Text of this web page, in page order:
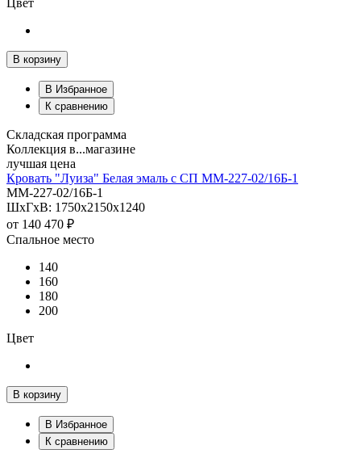
Цвет
В корзину
В Избранное
К сравнению
Складская программа
Коллекция в...магазине
лучшая цена
Кровать "Луиза" Белая эмаль с СП ММ-227-02/16Б-1
ММ-227-02/16Б-1
ШхГхВ: 1750х2150х1240
от 140 470 ₽
Спальное место
140
160
180
200
Цвет
В корзину
В Избранное
К сравнению